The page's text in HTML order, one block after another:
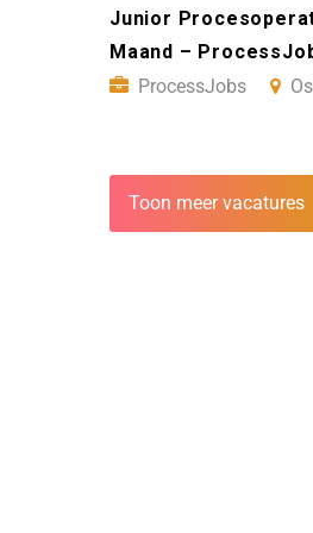
Junior
Maand –
ProcessJobs
Toon meer vacatures